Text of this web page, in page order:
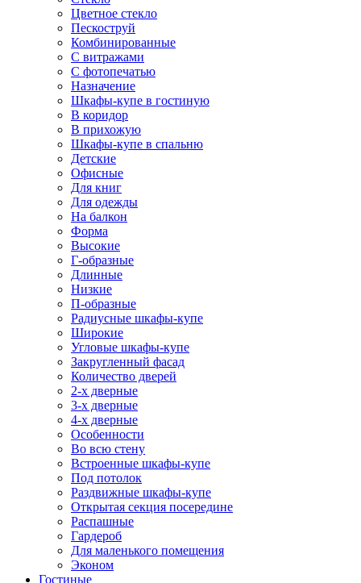
Цветное стекло
Пескоструй
Комбинированные
С витражами
С фотопечатью
Назначение
Шкафы-купе в гостиную
В коридор
В прихожую
Шкафы-купе в спальню
Детские
Офисные
Для книг
Для одежды
На балкон
Форма
Высокие
Г-образные
Длинные
Низкие
П-образные
Радиусные шкафы-купе
Широкие
Угловые шкафы-купе
Закругленный фасад
Количество дверей
2-х дверные
3-х дверные
4-х дверные
Особенности
Во всю стену
Встроенные шкафы-купе
Под потолок
Раздвижные шкафы-купе
Открытая секция посередине
Распашные
Гардероб
Для маленького помещения
Эконом
Гостиные